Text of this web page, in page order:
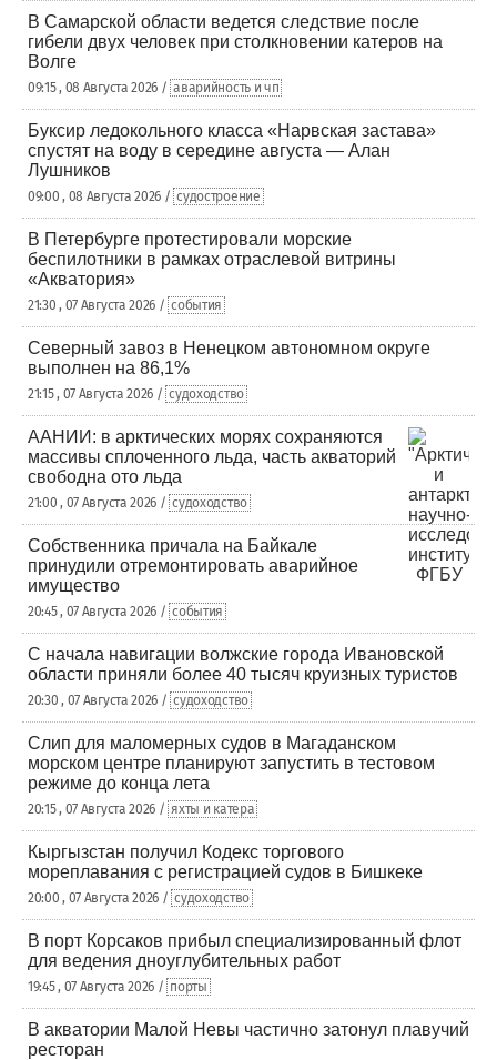
В Самарской области ведется следствие после
гибели двух человек при столкновении катеров на
Волге
09:15 , 08 Августа 2026 / аварийность и чп
Буксир ледокольного класса «Нарвская застава»
спустят на воду в середине августа — Алан
Лушников
09:00 , 08 Августа 2026 / судостроение
В Петербурге протестировали морские
беспилотники в рамках отраслевой витрины
«Акватория»
21:30 , 07 Августа 2026 / события
Северный завоз в Ненецком автономном округе
выполнен на 86,1%
21:15 , 07 Августа 2026 / судоходство
ААНИИ: в арктических морях сохраняются
массивы сплоченного льда, часть акваторий
свободна ото льда
21:00 , 07 Августа 2026 / судоходство
Собственника причала на Байкале
принудили отремонтировать аварийное
имущество
20:45 , 07 Августа 2026 / события
С начала навигации волжские города Ивановской
области приняли более 40 тысяч круизных туристов
20:30 , 07 Августа 2026 / судоходство
Слип для маломерных судов в Магаданском
морском центре планируют запустить в тестовом
режиме до конца лета
20:15 , 07 Августа 2026 / яхты и катера
Кыргызстан получил Кодекс торгового
мореплавания с регистрацией судов в Бишкеке
20:00 , 07 Августа 2026 / судоходство
В порт Корсаков прибыл специализированный флот
для ведения дноуглубительных работ
19:45 , 07 Августа 2026 / порты
В акватории Малой Невы частично затонул плавучий
ресторан